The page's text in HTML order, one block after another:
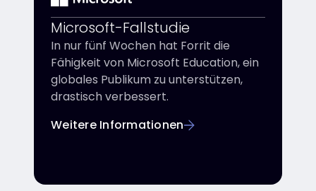
Microsoft-Fallstudie
In nur fünf Wochen hat Forrit die
Fähigkeit von Microsoft Education, ein
globales Publikum zu unterstützen,
drastisch verbessert.
Weitere Informationen